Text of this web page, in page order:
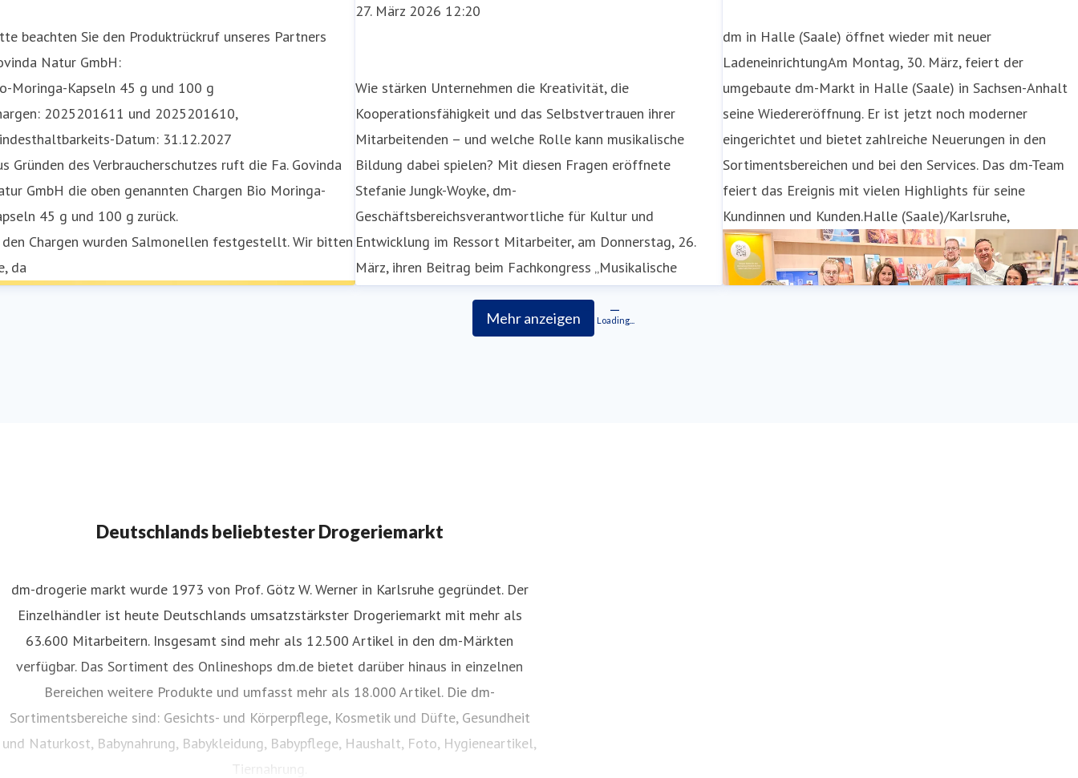
beachten Sie den Produktrückruf unseres Partners
Natur GmbH:
Moringa-Kapseln 45 g und 100 g
2025201611 und 2025201610,
Datum: 31.12.2027
Gründen des Verbraucherschutzes ruft die Fa. Govinda
GmbH die oben genannten Chargen Bio Moringa-
45 g und 100 g zurück.
Chargen wurden Salmonellen festgestellt. Wir bitten
da
27. März 2026 12:20
Wie stärken Unternehmen die Kreativität, die
Kooperationsfähigkeit und das Selbstvertrauen ihrer
Mitarbeitenden – und welche Rolle kann musikalische
Bildung dabei spielen? Mit diesen Fragen eröffnete
Stefanie Jungk-Woyke, dm-
Geschäftsbereichsverantwortliche für Kultur und
Entwicklung im Ressort Mitarbeiter, am Donnerstag, 26.
März, ihren Beitrag beim Fachkongress „Musikalische
Bildung im Ökosy
dm in Halle (Saale) öffnet wieder mit neuer
LadeneinrichtungAm Montag, 30. März, feiert der
umgebaute dm-Markt in Halle (Saale) in Sachsen-Anhalt
seine Wiedereröffnung. Er ist jetzt noch moderner
eingerichtet und bietet zahlreiche Neuerungen in den
Sortimentsbereichen und bei den Services. Das dm-Team
feiert das Ereignis mit vielen Highlights für seine
Kundinnen und Kunden.Halle (Saale)/Karlsruhe,
Mehr anzeigen Loading...
Deutschlands beliebtester Drogeriemarkt
dm-drogerie markt wurde 1973 von Prof. Götz W. Werner in Karlsruhe gegründet. Der
Einzelhändler ist heute Deutschlands umsatzstärkster Drogeriemarkt mit mehr als
63.600 Mitarbeitern. Insgesamt sind mehr als 12.500 Artikel in den dm-Märkten
verfügbar. Das Sortiment des Onlineshops dm.de bietet darüber hinaus in einzelnen
Bereichen weitere Produkte und umfasst mehr als 18.000 Artikel. Die dm-
Sortimentsbereiche sind: Gesichts- und Körperpflege, Kosmetik und Düfte, Gesundheit
und Naturkost, Babynahrung, Babykleidung, Babypflege, Haushalt, Foto, Hygieneartikel,
Tiernahrung.